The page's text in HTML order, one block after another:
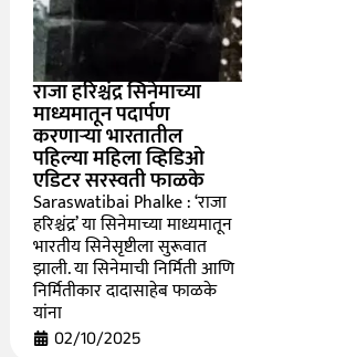
राजा हरिश्चंद्र सिनेमाच्या
माध्यमातून पदार्पण
करणाऱ्या भारतातील
पहिल्या महिला व्हिडिओ
एडिटर सरस्वती फाळके
Saraswatibai Phalke : ‘राजा
हरिश्चंद्र’ या सिनेमाच्या माध्यमातून
भारतीय सिनेसृष्टीला सुरूवात
झाली. या सिनेमाची निर्मिती आणि
निर्मितीकार दादासाहेब फाळके
यांना
02/10/2025